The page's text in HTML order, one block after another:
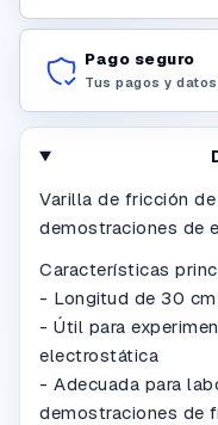
Pago seguro
Tus pagos y
Varilla de fricción
demostraciones de
Características
- Longitud de 30 cm
- Útil para
electrostática
- Adecuada para
demostraciones de